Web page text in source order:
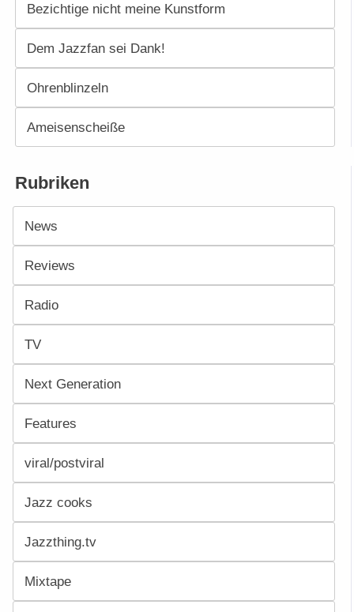
Bezichtige nicht meine Kunstform
Dem Jazzfan sei Dank!
Ohrenblinzeln
Ameisenscheiße
Rubriken
News
Reviews
Radio
TV
Next Generation
Features
viral/postviral
Jazz cooks
Jazzthing.tv
Mixtape